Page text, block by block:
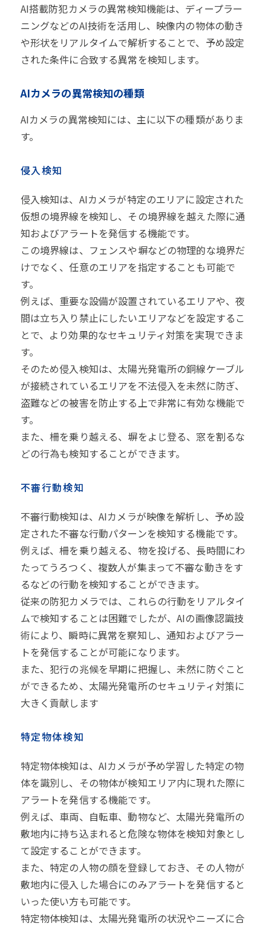
AI搭載防犯カメラの異常検知機能は、ディープラー
ニングなどのAI技術を活用し、映像内の物体の動き
や形状をリアルタイムで解析することで、予め設定
された条件に合致する異常を検知します。
AIカメラの異常検知の種類
AIカメラの異常検知には、主に以下の種類がありま
す。
侵入検知
侵入検知は、AIカメラが特定のエリアに設定された
仮想の境界線を検知し、その境界線を越えた際に通
知およびアラートを発信する機能です。
この境界線は、フェンスや塀などの物理的な境界だ
けでなく、任意のエリアを指定することも可能で
す。
例えば、重要な設備が設置されているエリアや、夜
間は立ち入り禁止にしたいエリアなどを設定するこ
とで、より効果的なセキュリティ対策を実現できま
す。
そのため侵入検知は、太陽光発電所の銅線ケーブル
が接続されているエリアを不法侵入を未然に防ぎ、
盗難などの被害を防止する上で非常に有効な機能で
す。
また、柵を乗り越える、塀をよじ登る、窓を割るな
どの行為も検知することができます。
不審行動検知
不審行動検知は、AIカメラが映像を解析し、予め設
定された不審な行動パターンを検知する機能です。
例えば、柵を乗り越える、物を投げる、長時間にわ
たってうろつく、複数人が集まって不審な動きをす
るなどの行動を検知することができます。
従来の防犯カメラでは、これらの行動をリアルタイ
ムで検知することは困難でしたが、AIの画像認識技
術により、瞬時に異常を察知し、通知およびアラー
トを発信することが可能になります。
また、犯行の兆候を早期に把握し、未然に防ぐこと
ができるため、太陽光発電所のセキュリティ対策に
大きく貢献します
特定物体検知
特定物体検知は、AIカメラが予め学習した特定の物
体を識別し、その物体が検知エリア内に現れた際に
アラートを発信する機能です。
例えば、車両、自転車、動物など、太陽光発電所の
敷地内に持ち込まれると危険な物体を検知対象とし
て設定することができます。
また、特定の人物の顔を登録しておき、その人物が
敷地内に侵入した場合にのみアラートを発信すると
いった使い方も可能です。
特定物体検知は、太陽光発電所の状況やニーズに合